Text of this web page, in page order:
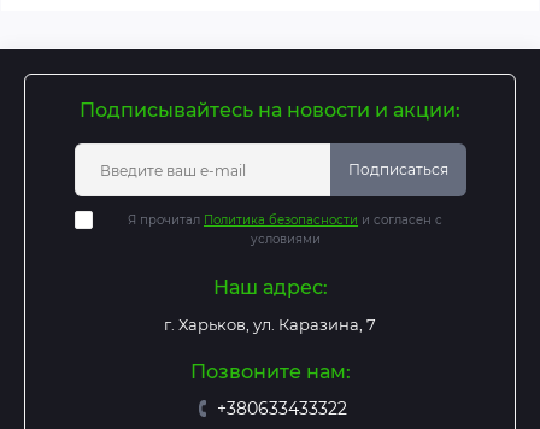
Подписывайтесь на новости и акции:
Подписаться
Я прочитал Политика безопасности и согласен с
условиями
Наш адрес:
г. Харьков, ул. Каразина, 7
Позвоните нам:
+380633433322